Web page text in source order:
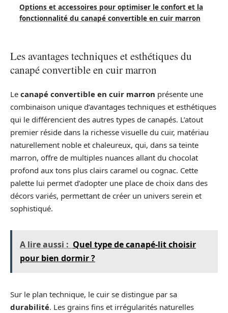
Options et accessoires pour optimiser le confort et la
fonctionnalité du canapé convertible en cuir marron
Les avantages techniques et esthétiques du
canapé convertible en cuir marron
Le canapé convertible en cuir marron présente une
combinaison unique d’avantages techniques et esthétiques
qui le différencient des autres types de canapés. L’atout
premier réside dans la richesse visuelle du cuir, matériau
naturellement noble et chaleureux, qui, dans sa teinte
marron, offre de multiples nuances allant du chocolat
profond aux tons plus clairs caramel ou cognac. Cette
palette lui permet d’adopter une place de choix dans des
décors variés, permettant de créer un univers serein et
sophistiqué.
A lire aussi : Quel type de canapé-lit choisir
pour bien dormir ?
Sur le plan technique, le cuir se distingue par sa
durabilité. Les grains fins et irrégularités naturelles